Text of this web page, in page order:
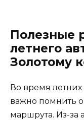
Полезные
летнего
Золотому
Во время
важно помнить
маршрута. Из-за